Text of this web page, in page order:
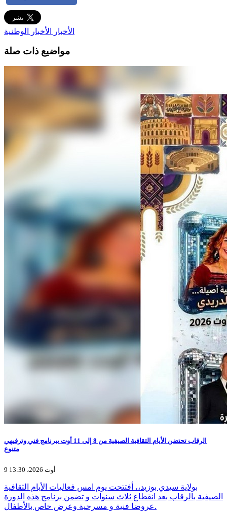
الأخبار الأخبار الوطنية
مواضيع ذات صلة
الرقاب تحتضن الأيام الثقافية الصيفية من 8 إلى 11 أوت ببرنامج فني وترفيهي
متنوع
9 أوت 2026، 13:30
بولاية سيدي بوزيد،، أفتتحت يوم امس فعاليات الأيام الثقافية
الصيفية بالرقاب بعد انقطاع ثلاث سنوات و تضمن برنامج هذه الدورة
عروضا فنية و مسرحية وعرض خاص بالأطفال.